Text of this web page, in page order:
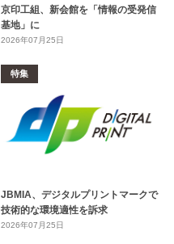
京印工組、新会館を「情報の受発信
基地」に
2026年07月25日
特集
JBMIA、デジタルプリントマークで
技術的な環境適性を訴求
2026年07月25日